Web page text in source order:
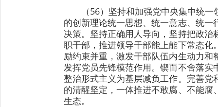
（56）坚持和加强党中央集中统
的创新理论统一思想、统一意志、统
决策。坚持正确用人导向，坚持把政
职干部，推进领导干部能上能下常态
励约束并重，激发干部队伍内生动力
发挥党员先锋模范作用。锲而不舍落
整治形式主义为基层减负工作。完善
的清醒坚定，一体推进不敢腐、不能
生态。